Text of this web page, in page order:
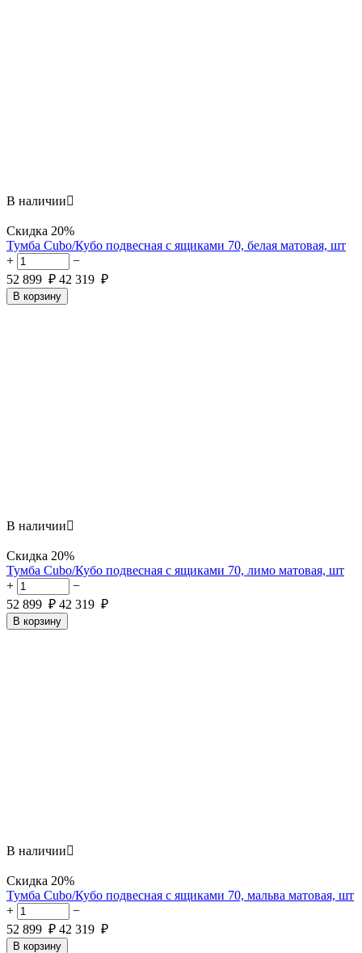
В наличии
Скидка 20%
Тумба Cubo/Кубо подвесная с ящиками 70, белая матовая, шт
+
−
52 899 ₽ 42 319 ₽
В корзину
В наличии
Скидка 20%
Тумба Cubo/Кубо подвесная с ящиками 70, лимо матовая, шт
+
−
52 899 ₽ 42 319 ₽
В корзину
В наличии
Скидка 20%
Тумба Cubo/Кубо подвесная с ящиками 70, мальва матовая, шт
+
−
52 899 ₽ 42 319 ₽
В корзину